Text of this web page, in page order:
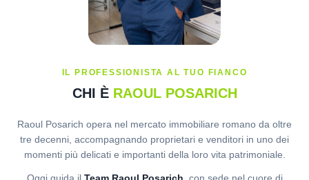
IL PROFESSIONISTA AL TUO FIANCO
CHI È RAOUL POSARICH
Raoul Posarich opera nel mercato immobiliare romano da oltre
tre decenni, accompagnando proprietari e venditori in uno dei
momenti più delicati e importanti della loro vita patrimoniale.